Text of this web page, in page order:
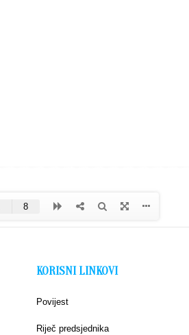
KORISNI LINKOVI
Povijest
Riječ predsjednika